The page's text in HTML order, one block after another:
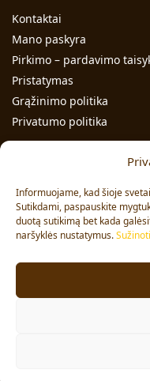
Informuojame, kad šioje
Sutikdami, paspauskite
duotą sutikimą bet kada
naršyklės nustatymus.
Kontaktai
Mano paskyra
Pirkimo – pardavimo
Pristatymas
Grąžinimo politika
Privatumo politika
Individualios veiklos
Adresas: Volungės g. 23-
Pardavimai:+370 608 91
Užsakymai:+370 678 36
Sekite mus